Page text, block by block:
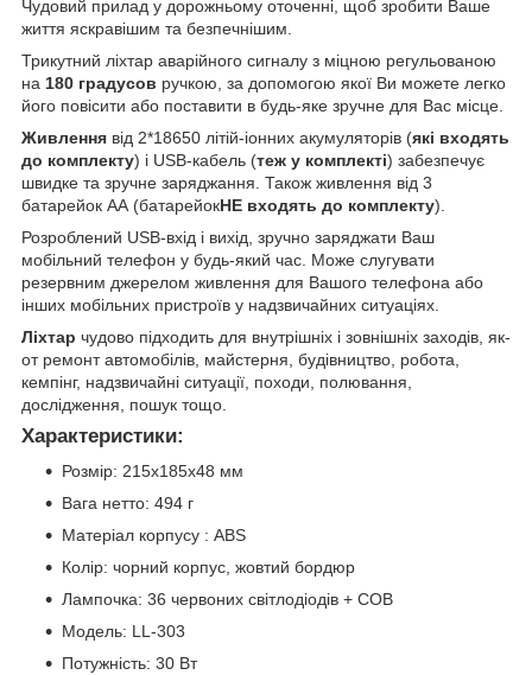
Чудовий прилад у дорожньому оточенні, щоб зробити Ваше
життя яскравішим та безпечнішим.
Трикутний ліхтар аварійного сигналу з міцною регульованою
на 180 градусов ручкою, за допомогою якої Ви можете легко
його повісити або поставити в будь-яке зручне для Вас місце.
Живлення від 2*18650 літій-іонних акумуляторів (які входять
до комплекту) і USB-кабель (теж у комплекті) забезпечує
швидке та зручне заряджання. Також живлення від 3
батарейок АА (батарейокНЕ входять до комплекту).
Розроблений USB-вхід і вихід, зручно заряджати Ваш
мобільний телефон у будь-який час. Може слугувати
резервним джерелом живлення для Вашого телефона або
інших мобільних пристроїв у надзвичайних ситуаціях.
Ліхтар чудово підходить для внутрішніх і зовнішніх заходів, як-
от ремонт автомобілів, майстерня, будівництво, робота,
кемпінг, надзвичайні ситуації, походи, полювання,
дослідження, пошук тощо.
Характеристики:
Розмір: 215x185x48 мм
Вага нетто: 494 г
Матеріал корпусу : ABS
Колір: чорний корпус, жовтий бордюр
Лампочка: 36 червоних світлодіодів + COB
Модель: LL-303
Потужність: 30 Вт